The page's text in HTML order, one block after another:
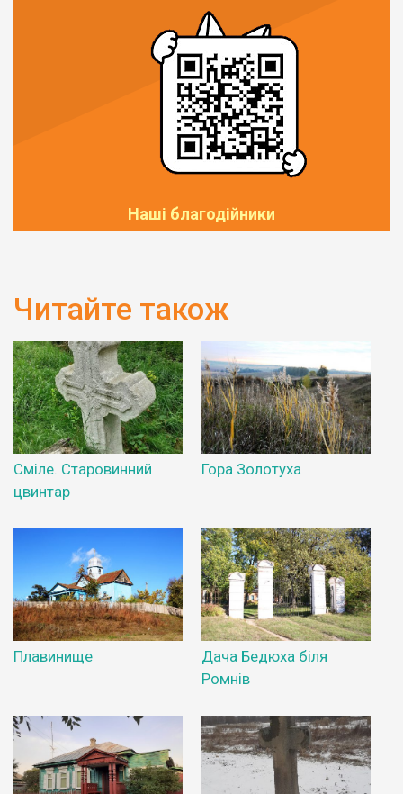
Наші благодійники
Читайте також
Сміле. Старовинний
цвинтар
Гора Золотуха
Плавинище
Дача Бедюха біля
Ромнів